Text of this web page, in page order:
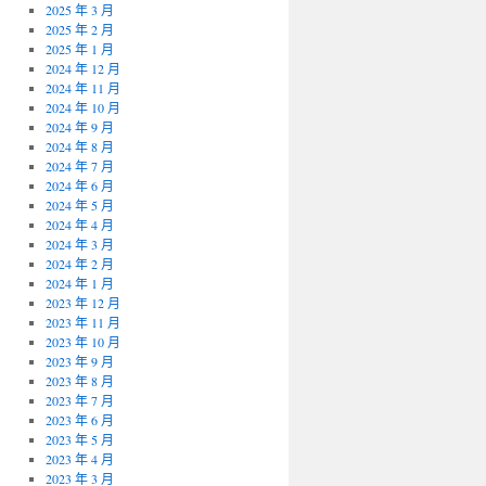
2025 年 3 月
2025 年 2 月
2025 年 1 月
2024 年 12 月
2024 年 11 月
2024 年 10 月
2024 年 9 月
2024 年 8 月
2024 年 7 月
2024 年 6 月
2024 年 5 月
2024 年 4 月
2024 年 3 月
2024 年 2 月
2024 年 1 月
2023 年 12 月
2023 年 11 月
2023 年 10 月
2023 年 9 月
2023 年 8 月
2023 年 7 月
2023 年 6 月
2023 年 5 月
2023 年 4 月
2023 年 3 月